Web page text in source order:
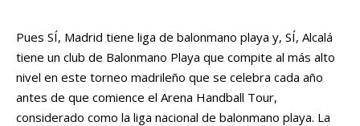
Pues SÍ, Madrid tiene liga de balonmano playa y, SÍ, Alcalá
tiene un club de Balonmano Playa que compite al más alto
nivel en este torneo madrileño que se celebra cada año
antes de que comience el Arena Handball Tour,
considerado como la liga nacional de balonmano playa. La